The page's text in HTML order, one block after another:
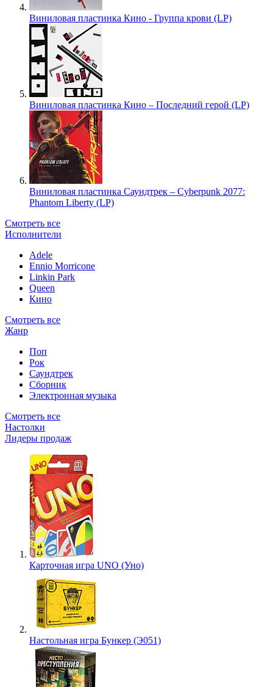
Виниловая пластинка Кино - Группа крови (LP)
Виниловая пластинка Кино – Последний герой (LP)
Виниловая пластинка Саундтрек – Cyberpunk 2077:
Phantom Liberty (LP)
Смотреть все
Исполнители
Adele
Ennio Morricone
Linkin Park
Queen
Кино
Смотреть все
Жанр
Поп
Рок
Саундтрек
Сборник
Электронная музыка
Смотреть все
Настолки
Лидеры продаж
Карточная игра UNO (Уно)
Настольная игра Бункер (Э051)